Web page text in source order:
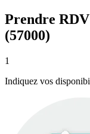
Prendre
(57000)
1
Indiquez vos